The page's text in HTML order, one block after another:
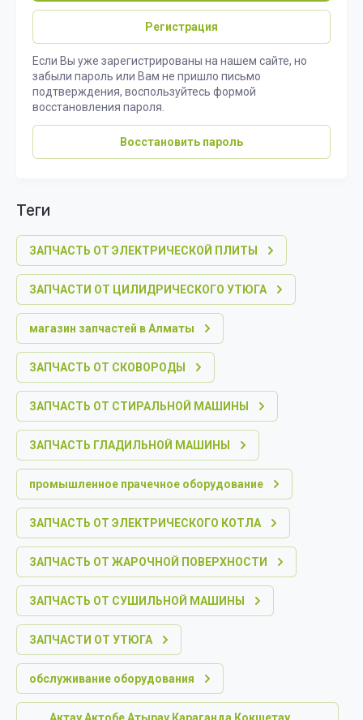
Регистрация
Если Вы уже зарегистрированы на нашем сайте, но
забыли пароль или Вам не пришло письмо
подтверждения, воспользуйтесь формой
восстановления пароля.
Восстановить пароль
теги
ЗАПЧАСТЬ ОТ ЭЛЕКТРИЧЕСКОЙ ПЛИТЫ
ЗАПЧАСТИ ОТ ЦИЛИДРИЧЕСКОГО УТЮГА
магазин запчастей в Алматы
ЗАПЧАСТЬ ОТ СКОВОРОДЫ
ЗАПЧАСТЬ ОТ СТИРАЛЬНОЙ МАШИНЫ
ЗАПЧАСТЬ ГЛАДИЛЬНОЙ МАШИНЫ
промышленное прачечное оборудование
ЗАПЧАСТЬ ОТ ЭЛЕКТРИЧЕСКОГО КОТЛА
ЗАПЧАСТЬ ОТ ЖАРОЧНОЙ ПОВЕРХНОСТИ
ЗАПЧАСТЬ ОТ СУШИЛЬНОЙ МАШИНЫ
ЗАПЧАСТИ ОТ УТЮГА
обслуживание оборудования